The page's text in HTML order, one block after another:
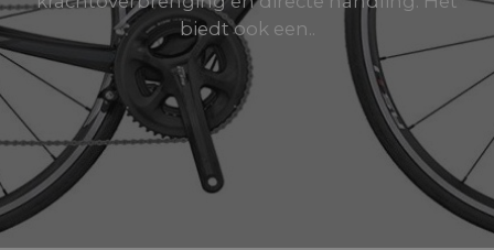
biedt ook een..